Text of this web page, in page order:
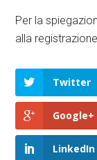
Per la
alla
Twitter
Google+
LinkedIn